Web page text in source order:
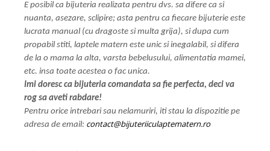
E posibil ca bijuteria realizata pentru dvs. sa difere ca si
nuanta, asezare, sclipire; asta pentru ca fiecare bijuterie este
lucrata manual (cu dragoste si multa grija), si dupa cum
propabil stiti, laptele matern este unic si inegalabil, si difera
de la o mama la alta, varsta bebelusului, alimentatia mamei,
etc. insa toate acestea o fac unica.
Imi doresc ca bijuteria comandata sa fie perfecta, deci va
rog sa aveti rabdare!
Pentru orice intrebari sau nelamuriri, iti stau la dispozitie pe
adresa de email: contact@bijuteriiculaptematern.ro